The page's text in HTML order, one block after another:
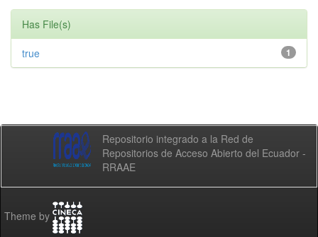
Has File(s)
1
true
Repositorio integrado a la Red de
Repositorios de Acceso Abierto del Ecuador -
RRAAE
Theme by